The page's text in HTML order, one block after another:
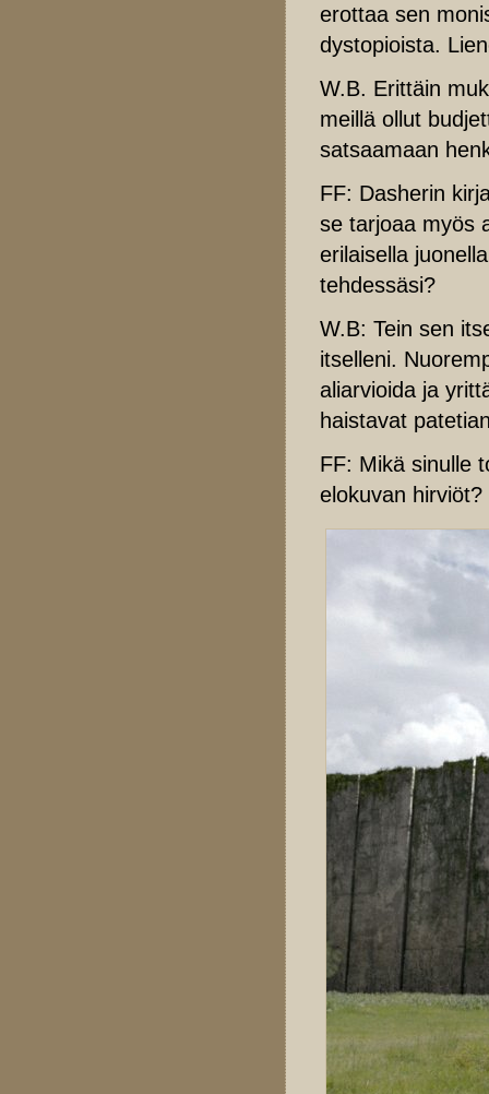
erottaa sen
dystopioista.
W.B. Erittäin
meillä ollut
satsaamaan
FF: Dasherin
se tarjoaa myös
erilaisella
tehdessäsi?
W.B: Tein sen
itselleni.
aliarvioida ja
haistavat
FF: Mikä sinulle
elokuvan hirviöt?